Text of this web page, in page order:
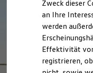
Laden
Laden
Laden
Batterie
Sicherheit
Garantie
Zweck dieser
an Ihre
werden
Effektivität
registrieren,